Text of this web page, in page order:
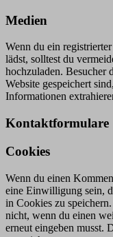
Medien
Wenn du ein
lädst, solltest du
hochzuladen. Besucher
Website gespeichert
Informationen
Kontaktformulare
Cookies
Wenn du einen
eine Einwilligung sein,
in Cookies zu
nicht, wenn du einen
erneut eingeben musst.